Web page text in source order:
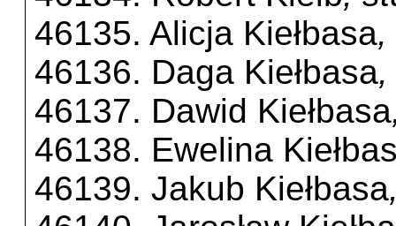
46135. Alicja Kiełbasa,
46136. Daga Kiełbasa
46137. Dawid Kiełbasa
46138. Ewelina
46139. Jakub Kiełbasa